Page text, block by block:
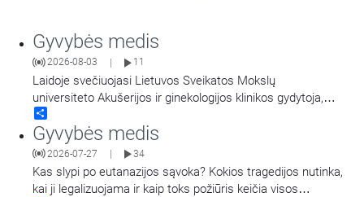
Gyvybės medis
2026-08-03 11
Laidoje svečiuojasi Lietuvos Sveikatos Mokslų
universiteto Akušerijos ir ginekologijos klinikos gydytoja,
dėstytoja ir Lietuvos sveikatos mokslų universiteto Studentų
dekanė docentė Laura Malakauskienė. Šioje laidoje pokalbis:
Nuo medicinos ir sveikatos mokslų pasirinkimo iki anatomijos
paslapčių ir moters sveikatos. Laidos vedėjas Lietuvos
sveikatos mokslų
…
Gyvybės medis
2026-07-27 34
Kas slypi po eutanazijos sąvoka? Kokios tragedijos nutinka,
kai ji legalizuojama ir kaip toks požiūris keičia visos